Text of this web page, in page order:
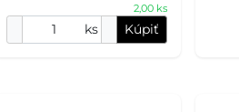
2,00 ks
ks Kúpiť